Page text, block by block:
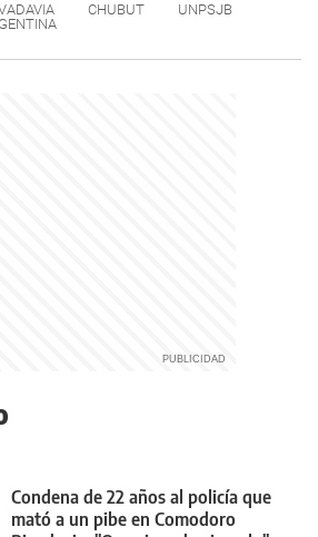
CHUBUT
UNPSJB
Condena de 22 años al policía que
mató a un pibe en Comodoro